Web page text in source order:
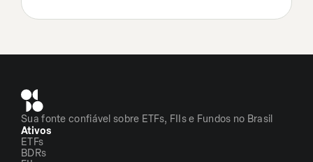
Sua fonte confiável sobre ETFs, FIIs e Fundos no Brasil
Ativos
ETFs
BDRs